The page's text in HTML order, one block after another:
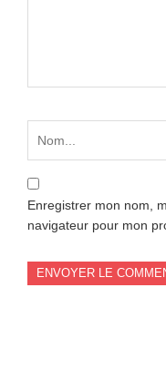
Enregistrer mon nom,
navigateur pour mon